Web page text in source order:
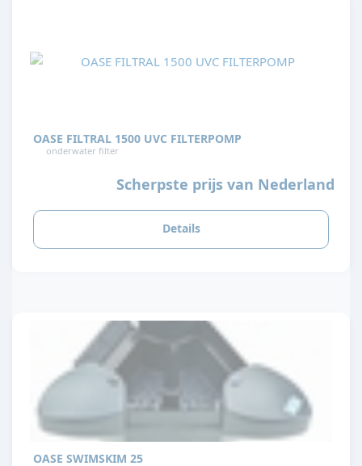
OASE FILTRAL 1500 UVC FILTERPOMP
onderwater filter
Scherpste prijs van Nederland
Details
OASE SWIMSKIM 25